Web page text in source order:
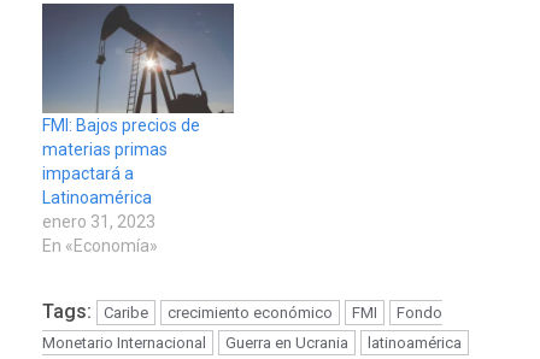
FMI: Bajos precios de
materias primas
impactará a
Latinoamérica
enero 31, 2023
En «Economía»
Tags: Caribe crecimiento económico FMI
Fondo
Monetario Internacional
Guerra en Ucrania latinoamérica